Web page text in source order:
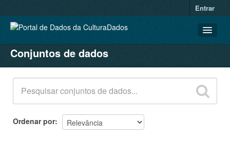
Entrar
CONJUNTOS DE DADOS
ORGANIZAÇÕES
GRUPOS
SOBRE
Conjuntos de dados
Ordenar por